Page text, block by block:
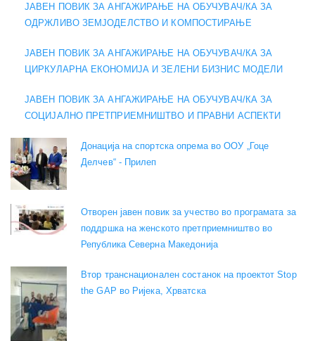
ЈАВЕН ПОВИК ЗА АНГАЖИРАЊЕ НА ОБУЧУВАЧ/КА ЗА
ОДРЖЛИВО ЗЕМЈОДЕЛСТВО И КОМПОСТИРАЊЕ
ЈАВЕН ПОВИК ЗА АНГАЖИРАЊЕ НА ОБУЧУВАЧ/КА ЗА
ЦИРКУЛАРНА ЕКОНОМИЈА И ЗЕЛЕНИ БИЗНИС МОДЕЛИ
ЈАВЕН ПОВИК ЗА АНГАЖИРАЊЕ НА ОБУЧУВАЧ/КА ЗА
СОЦИЈАЛНО ПРЕТПРИЕМНИШТВО И ПРАВНИ АСПЕКТИ
Донација на спортска опрема во ООУ „Гоце
Делчев“ - Прилеп
Отворен јавен повик за учество во програмата за
поддршка на женското претприемништво во
Република Северна Македонија
Втор транснационален состанок на проектот Stop
the GAP во Ријека, Хрватска